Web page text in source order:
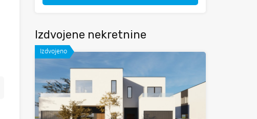
Izdvojene nekretnine
Izdvojeno